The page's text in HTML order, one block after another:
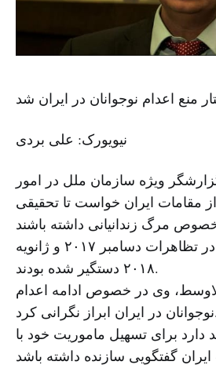
منع اعدام نوجوانان در ایران شد
نیویورک: علی بردی
ویژه سازمان ملل در امور
مقامات ایران خواست تا تحقیقی
مرگ زندانیانی داشته باشند
که به دلیل شرکت در تظاهرات دسامبر ۲۰۱۷ و ژانویه
۲۰۱۸ دستگیر شده بودند.
وی در خصوص ادامه اعدام
نوجوانان در ایران ابراز نگرانی کرد.
دارد برای تسهیل ماموریت خود با